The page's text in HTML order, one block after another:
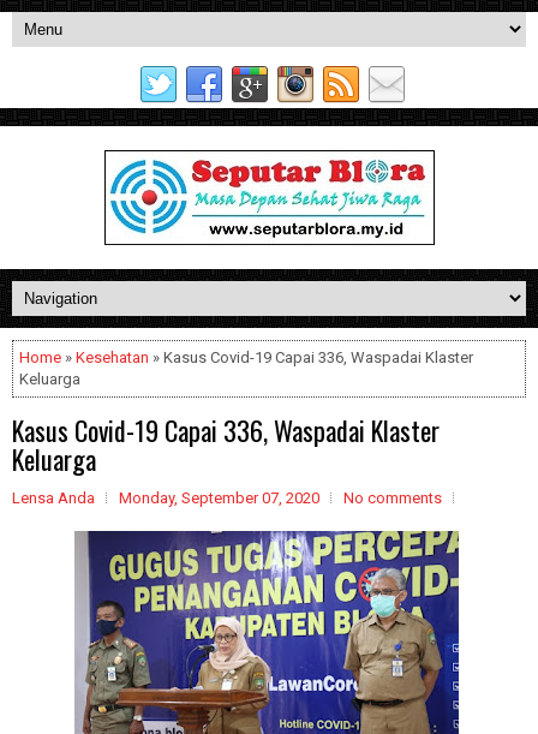
Home » Kesehatan » Kasus Covid-19 Capai 336, Waspadai Klaster
Keluarga
Kasus Covid-19 Capai 336, Waspadai Klaster
Keluarga
Lensa Anda Monday, September 07, 2020 No comments